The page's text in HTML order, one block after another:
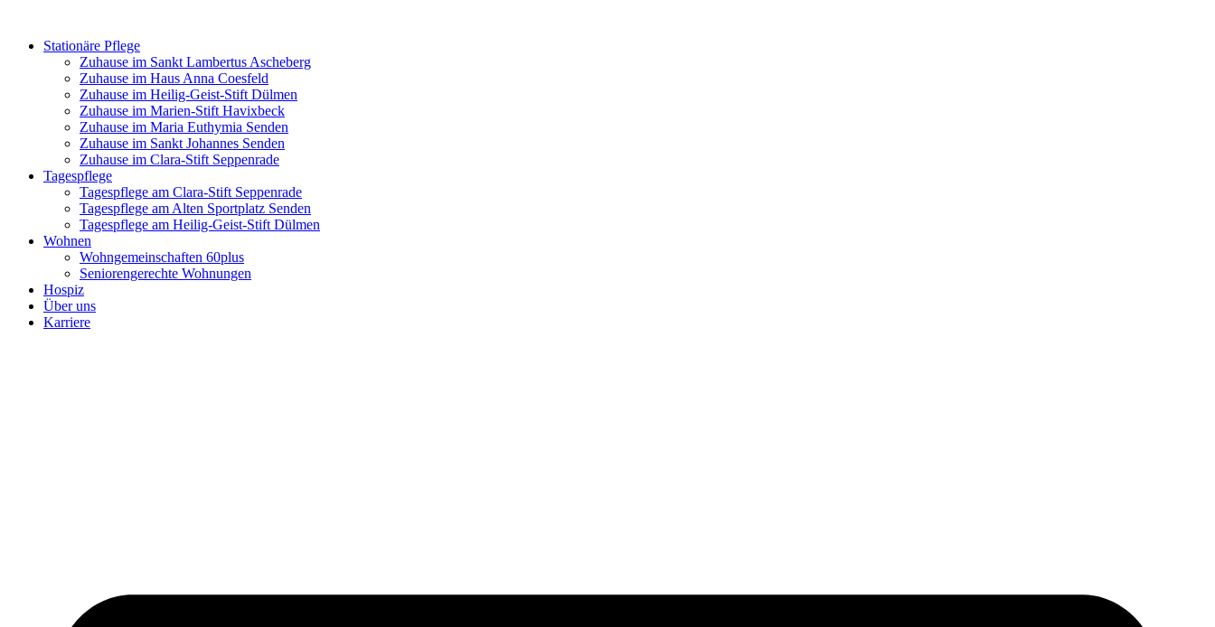
springenStationäre Pflege
Zuhause im Sankt Lambertus Ascheberg
Zuhause im Haus Anna Coesfeld
Zuhause im Heilig-Geist-Stift Dülmen
Zuhause im Marien-Stift Havixbeck
Zuhause im Maria Euthymia Senden
Zuhause im Sankt Johannes Senden
Zuhause im Clara-Stift Seppenrade
Tagespflege
Tagespflege am Clara-Stift Seppenrade
Tagespflege am Alten Sportplatz Senden
Tagespflege am Heilig-Geist-Stift Dülmen
Wohnen
Wohngemeinschaften 60plus
Seniorengerechte Wohnungen
Hospiz
Über uns
Karriere